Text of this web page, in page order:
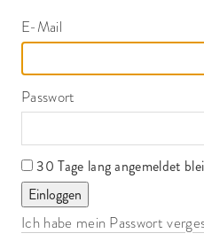
E-Mail
Passwort
30 Tage lang angemeldet
Ich habe mein Passwort